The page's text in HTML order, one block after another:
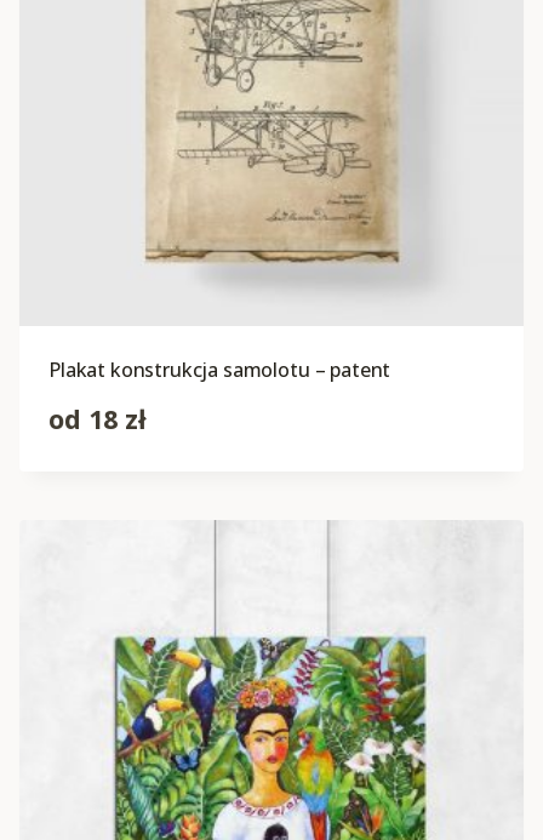
Plakat konstrukcja samolotu – patent
od 18 zł